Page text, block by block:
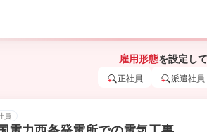
雇用形態を設定し
正社員 派遣社員
員